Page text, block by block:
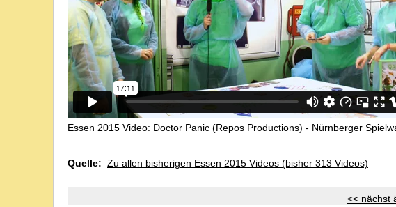
Essen 2015 Video: Doctor Panic (Repos Productions) - Nürnberger
Quelle: Zu allen bisherigen Essen 2015 Videos (bisher 313 Videos)
<< nächst